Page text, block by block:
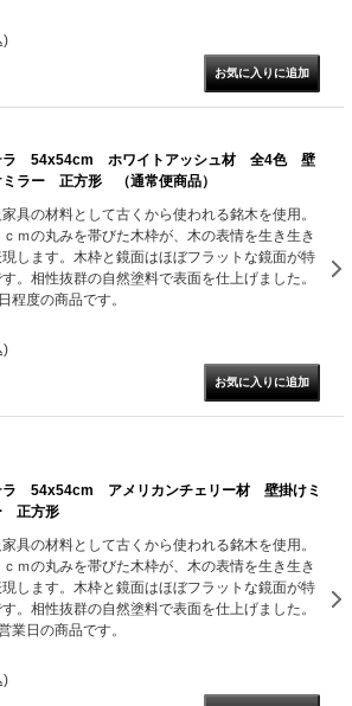
)
ラ 54x54cm ホワイトアッシュ材 全4色 壁
ミラー 正方形 （通常便商品）
具の材料として古くから使われる銘木を使用。
ｍの丸みを帯びた木枠が、木の表情を生き生き
現します。木枠と鏡面はほぼフラットな鏡面が特
。相性抜群の自然塗料で表面を仕上げました。
程度の商品です。
)
ラ 54x54cm アメリカンチェリー材 壁掛けミ
正方形
具の材料として古くから使われる銘木を使用。
ｍの丸みを帯びた木枠が、木の表情を生き生き
現します。木枠と鏡面はほぼフラットな鏡面が特
。相性抜群の自然塗料で表面を仕上げました。
業日の商品です。
)